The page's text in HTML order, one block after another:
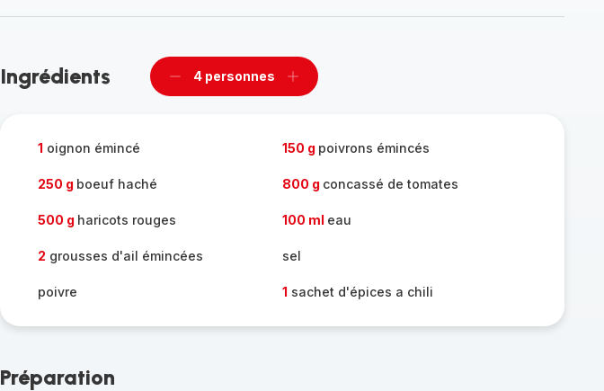
Ingrédients
Supprimer
4 personnes
Ajouter
1 oignon émincé 150 g poivrons émincés
250 g boeuf haché 800 g concassé de tomates
500 g haricots rouges 100 ml eau
2 grousses d'ail émincées sel
poivre 1 sachet d'épices a chili
Préparation